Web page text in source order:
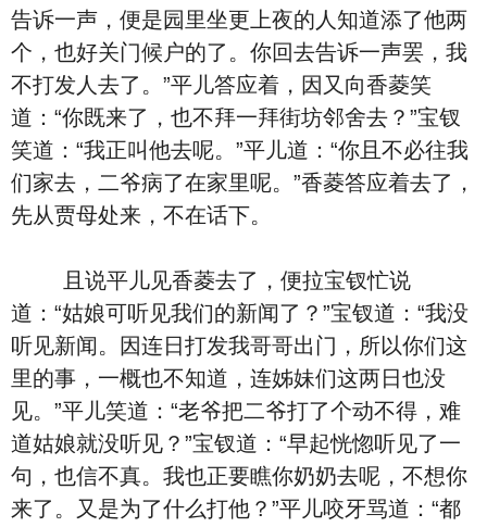
告诉一声，便是园里坐更上夜的人知道添了他两
个，也好关门候户的了。你回去告诉一声罢，我
不打发人去了。”平儿答应着，因又向香菱笑
道：“你既来了，也不拜一拜街坊邻舍去？”宝钗
笑道：“我正叫他去呢。”平儿道：“你且不必往我
们家去，二爷病了在家里呢。”香菱答应着去了，
先从贾母处来，不在话下。
且说平儿见香菱去了，便拉宝钗忙说
道：“姑娘可听见我们的新闻了？”宝钗道：“我没
听见新闻。因连日打发我哥哥出门，所以你们这
里的事，一概也不知道，连姊妹们这两日也没
见。”平儿笑道：“老爷把二爷打了个动不得，难
道姑娘就没听见？”宝钗道：“早起恍惚听见了一
句，也信不真。我也正要瞧你奶奶去呢，不想你
来了。又是为了什么打他？”平儿咬牙骂道：“都